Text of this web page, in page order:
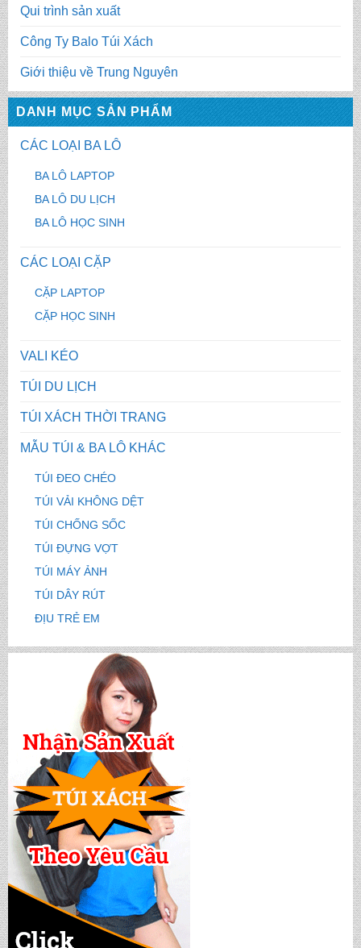
Qui trình sản xuất
Công Ty Balo Túi Xách
Giới thiệu về Trung Nguyên
DANH MỤC SẢN PHẨM
CÁC LOẠI BA LÔ
BA LÔ LAPTOP
BA LÔ DU LỊCH
BA LÔ HỌC SINH
CÁC LOẠI CẶP
CẶP LAPTOP
CẶP HỌC SINH
VALI KÉO
TÚI DU LỊCH
TÚI XÁCH THỜI TRANG
MẪU TÚI & BA LÔ KHÁC
TÚI ĐEO CHÉO
TÚI VẢI KHÔNG DỆT
TÚI CHỐNG SỐC
TÚI ĐỰNG VỢT
TÚI MÁY ẢNH
TÚI DÂY RÚT
ĐỊU TRẺ EM
CẶP HỌC SINH MS: TN 5016
CẶP HỌC SINH MS: TN 5015
CẶP HỌC SINH MS: TN 5014
CẶP HỌC SINH MS: TN 5013
CẶP HỌC SINH MS: TN 5012
CẶP HỌC SINH MS: TN 5011
CẶP HỌC SINH MS: TN 5010